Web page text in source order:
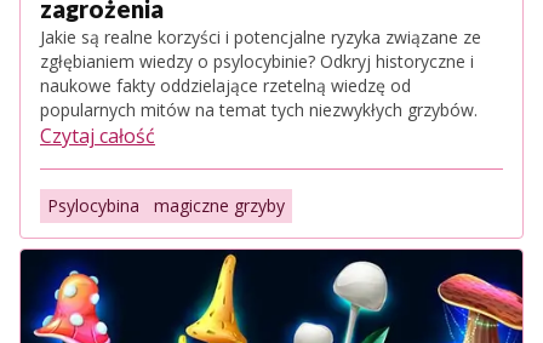
zagrożenia
Jakie są realne korzyści i potencjalne ryzyka związane ze
zgłębianiem wiedzy o psylocybinie? Odkryj historyczne i
naukowe fakty oddzielające rzetelną wiedzę od
popularnych mitów na temat tych niezwykłych grzybów.
Czytaj całość
Psylocybina magiczne grzyby